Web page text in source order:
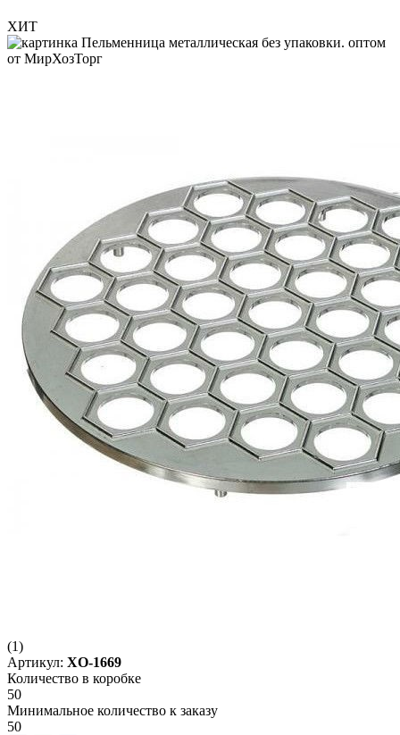
ХИТ
(1)
Артикул: XO-1669
Количество в коробке
50
Минимальное количество к заказу
50